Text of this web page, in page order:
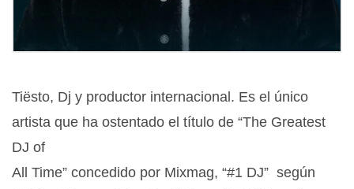
Tiësto, Dj y productor internacional. Es el único
artista que ha ostentado el título de “The Greatest
DJ of
All Time” concedido por Mixmag, “#1 DJ” según